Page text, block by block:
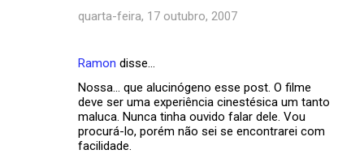
quarta-feira, 17 outubro, 2007
Ramon disse…
Nossa... que alucinógeno esse post. O filme
deve ser uma experiência cinestésica um tanto
maluca. Nunca tinha ouvido falar dele. Vou
procurá-lo, porém não sei se encontrarei com
facilidade.